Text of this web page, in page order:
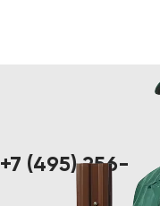
+7 (495) 256-